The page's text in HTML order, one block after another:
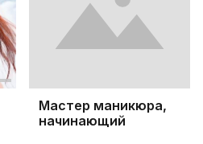
Мастер маникюра,
начинающий